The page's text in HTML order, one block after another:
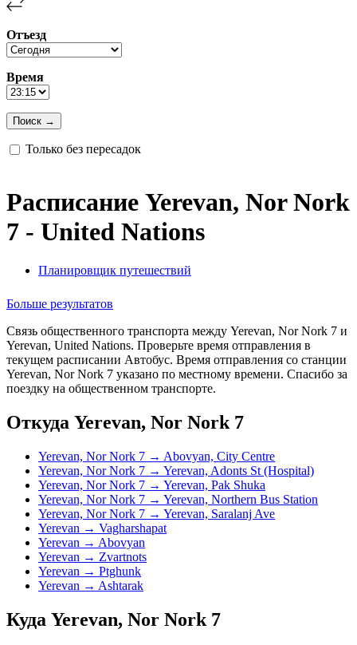
Отъезд
Время
Только без пересадок
Расписание Yerevan, Nor Nork
7 - United Nations
Планировщик путешествий
Больше результатов
Связь общественного транспорта между Yerevan, Nor Nork 7 и
Yerevan, United Nations. Проверьте время отправления в
текущем расписании Автобус. Время отправления со станции
Yerevan, Nor Nork 7 указано по местному времени. Спасибо за
поездку на общественном транспорте.
Откуда Yerevan, Nor Nork 7
Yerevan, Nor Nork 7 → Abovyan, City Centre
Yerevan, Nor Nork 7 → Yerevan, Adonts St (Hospital)
Yerevan, Nor Nork 7 → Yerevan, Pak Shuka
Yerevan, Nor Nork 7 → Yerevan, Northern Bus Station
Yerevan, Nor Nork 7 → Yerevan, Saralanj Ave
Yerevan → Vagharshapat
Yerevan → Abovyan
Yerevan → Zvartnots
Yerevan → Ptghunk
Yerevan → Ashtarak
Куда Yerevan, Nor Nork 7